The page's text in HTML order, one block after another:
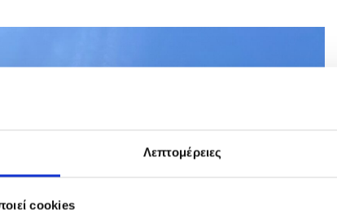
Λεπτομέρειες
cookies